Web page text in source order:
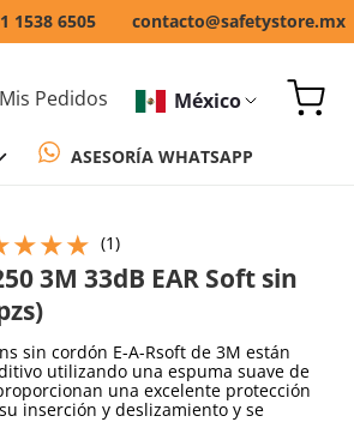
1538 6505 contacto@safetystore.mx
Mis Pedidos México
★★★ (1)
un comentario
3M 33dB EAR Soft sin
sin cordón E-A-Rsoft de 3M están
utilizando una espuma suave de
una excelente protección
inserción y deslizamiento y se